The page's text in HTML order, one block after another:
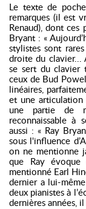
Le texte de
remarques (il est
Renaud), dont
Bryant : «
stylistes sont
droite du clavier...
se sert du clavier
ceux de Bud
linéaires,
et une articulation
une partie de
reconnaissable à
aussi : « Ray
sous l'influence
on ne mentionne
que Ray
mentionné Earl
dernier a lui-
deux pianistes à
dernières années,